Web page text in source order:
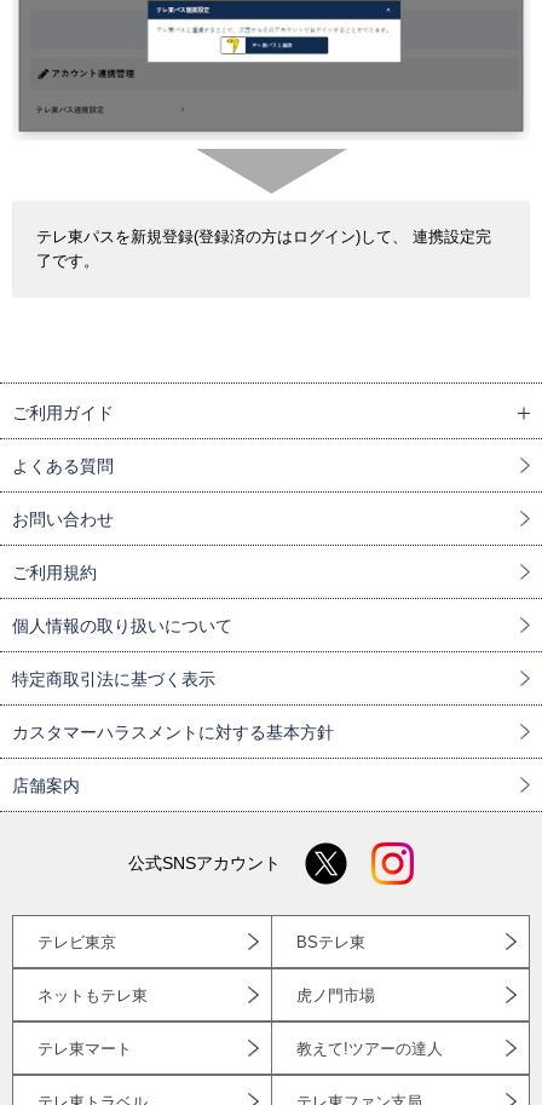
テレ東パスを新規登録(登録済の方はログイン)して、 連携設定完
了です。
ご利用ガイド
よくある質問
お問い合わせ
ご利用規約
個人情報の取り扱いについて
特定商取引法に基づく表示
カスタマーハラスメントに対する基本方針
店舗案内
公式SNSアカウント
テレビ東京 BSテレ東
ネットもテレ東 虎ノ門市場
テレ東マート 教えて!ツアーの達人